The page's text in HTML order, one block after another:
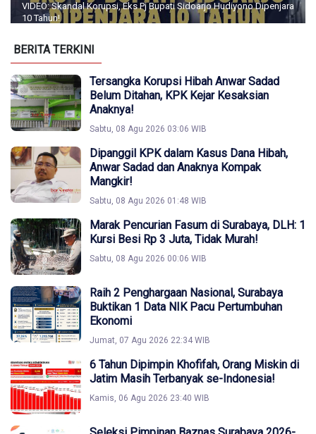
VIDEO: Skandal Korupsi, Eks Pj Bupati Sidoarjo Hudiyono Dipenjara
10 Tahun!
BERITA TERKINI
Tersangka Korupsi Hibah Anwar Sadad
Belum Ditahan, KPK Kejar Kesaksian
Anaknya!
Sabtu, 08 Agu 2026 03:06 WIB
Dipanggil KPK dalam Kasus Dana Hibah,
Anwar Sadad dan Anaknya Kompak
Mangkir!
Sabtu, 08 Agu 2026 01:48 WIB
Marak Pencurian Fasum di Surabaya, DLH: 1
Kursi Besi Rp 3 Juta, Tidak Murah!
Sabtu, 08 Agu 2026 00:06 WIB
Raih 2 Penghargaan Nasional, Surabaya
Buktikan 1 Data NIK Pacu Pertumbuhan
Ekonomi
Jumat, 07 Agu 2026 22:34 WIB
6 Tahun Dipimpin Khofifah, Orang Miskin di
Jatim Masih Terbanyak se-Indonesia!
Kamis, 06 Agu 2026 23:40 WIB